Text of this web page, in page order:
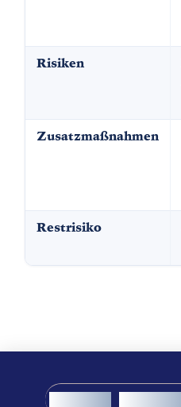
Risiken
Zusatzmaßnahmen
Restrisiko